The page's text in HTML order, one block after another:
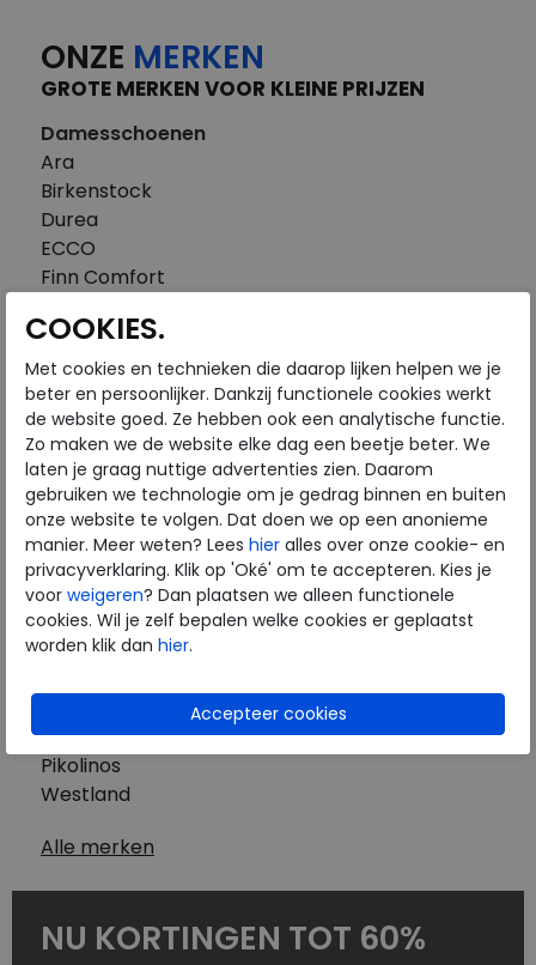
ONZE MERKEN
GROTE MERKEN VOOR KLEINE PRIJZEN
Damesschoenen
Ara
Birkenstock
Durea
ECCO
Finn Comfort
Gabor
Piedi Nudi
Pikolinos
Solidus
Think
Waldlaufer
Westland
Wolky
Herenschoenen
Australian
Birkenstock
Clarks
Mephisto
Pikolinos
Westland
Alle merken
NU KORTINGEN TOT 60%
COOKIES.
Met cookies en technieken die daarop lijken helpen we je
beter en persoonlijker. Dankzij functionele cookies werkt
de website goed. Ze hebben ook een analytische functie.
Zo maken we de website elke dag een beetje beter. We
laten je graag nuttige advertenties zien. Daarom
gebruiken we technologie om je gedrag binnen en buiten
onze website te volgen. Dat doen we op een anonieme
manier. Meer weten? Lees hier alles over onze cookie- en
privacyverklaring. Klik op 'Oké' om te accepteren. Kies je
voor weigeren? Dan plaatsen we alleen functionele
cookies. Wil je zelf bepalen welke cookies er geplaatst
worden klik dan hier.